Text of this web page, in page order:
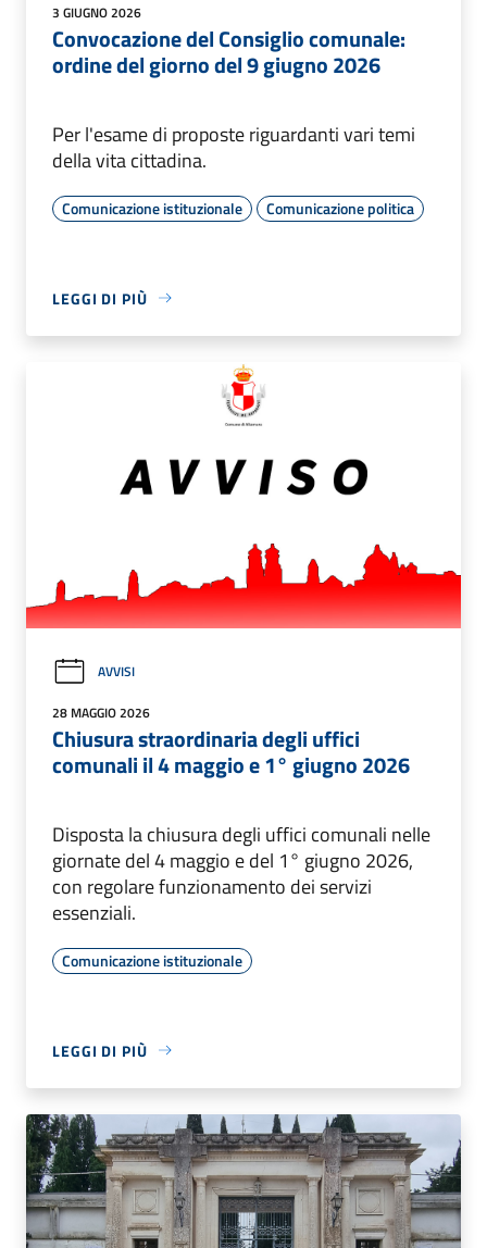
3 GIUGNO 2026
Convocazione del Consiglio comunale:
ordine del giorno del 9 giugno 2026
Per l'esame di proposte riguardanti vari temi
della vita cittadina.
Comunicazione istituzionale Comunicazione politica
LEGGI DI PIÙ
AVVISI
28 MAGGIO 2026
Chiusura straordinaria degli uffici
comunali il 4 maggio e 1° giugno 2026
Disposta la chiusura degli uffici comunali nelle
giornate del 4 maggio e del 1° giugno 2026,
con regolare funzionamento dei servizi
essenziali.
Comunicazione istituzionale
LEGGI DI PIÙ